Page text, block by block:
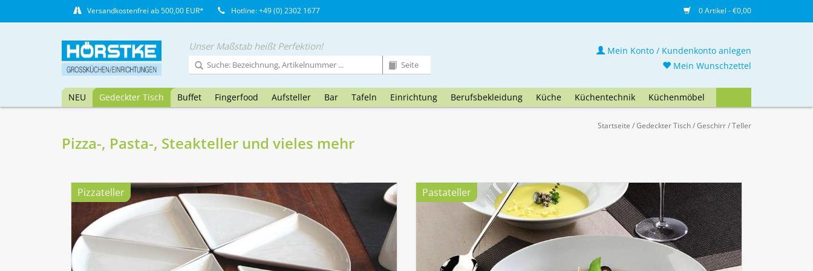
Versandkostenfrei ab 500,00 EUR* Hotline: +49 (0) 2302 1677 0 Artikel - €0,00
Unser Maßstab heißt Perfektion!
NEU Gedeckter Tisch Buffet Fingerfood Aufsteller Bar Tafeln Einrichtung Berufsbekleidung Küche Küchentechnik Küchenmöbel
Mein Konto / Kundenkonto anlegen
Mein Wunschzettel
Startseite /Gedeckter Tisch/Geschirr/Teller
Pizza-, Pasta-, Steakteller und vieles mehr
Pizzateller Pastateller